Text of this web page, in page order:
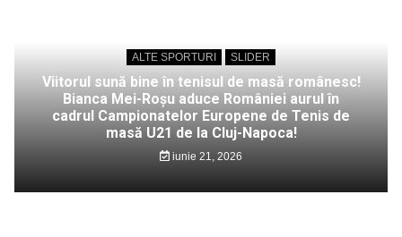
ALTE SPORTURI SLIDER
Viitorul sună bine în tenisul de masă românesc!
Bianca Mei-Roșu aduce României aurul în
cadrul Campionatelor Europene de Tenis de
masă U21 de la Cluj-Napoca!
iunie 21, 2026